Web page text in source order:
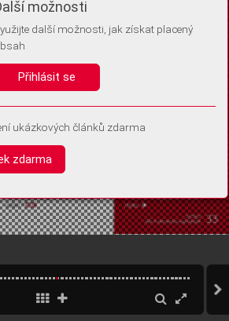
si ukládáme do vašeho zařízení, abychom se
Můžete je kdykoli později upravit ve Správě
možnosti
další možnosti, jak získat placený
Přihlásit se
ukázkových článků zdarma
zdarma